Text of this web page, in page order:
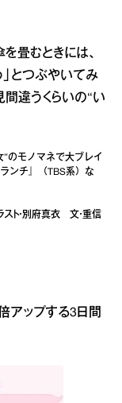
畳むときには、
」とつぶやいてみ
間違うくらいの“い
のモノマネで大ブレイ
ンチ』（TBS系）な
ト・別府真衣 文・重信
アップする3日間